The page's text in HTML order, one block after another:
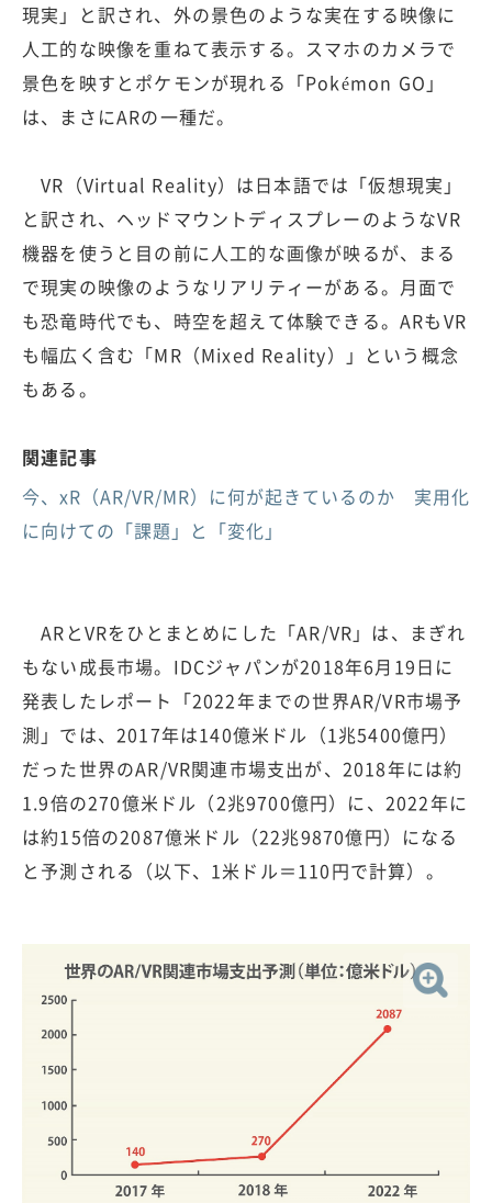
現実」と訳され、外の景色のような実在する映像に
人工的な映像を重ねて表示する。スマホのカメラで
景色を映すとポケモンが現れる「Pokémon GO」
は、まさにARの一種だ。
VR（Virtual Reality）は日本語では「仮想現実」
と訳され、ヘッドマウントディスプレーのようなVR
機器を使うと目の前に人工的な画像が映るが、まる
で現実の映像のようなリアリティーがある。月面で
も恐竜時代でも、時空を超えて体験できる。ARもVR
も幅広く含む「MR（Mixed Reality）」という概念
もある。
関連記事
今、xR（AR/VR/MR）に何が起きているのか 実用化
に向けての「課題」と「変化」
ARとVRをひとまとめにした「AR/VR」は、まぎれ
もない成長市場。IDCジャパンが2018年6月19日に
発表したレポート「2022年までの世界AR/VR市場予
測」では、2017年は140億米ドル（1兆5400億円）
だった世界のAR/VR関連市場支出が、2018年には約
1.9倍の270億米ドル（2兆9700億円）に、2022年に
は約15倍の2087億米ドル（22兆9870億円）になる
と予測される（以下、1米ドル＝110円で計算）。